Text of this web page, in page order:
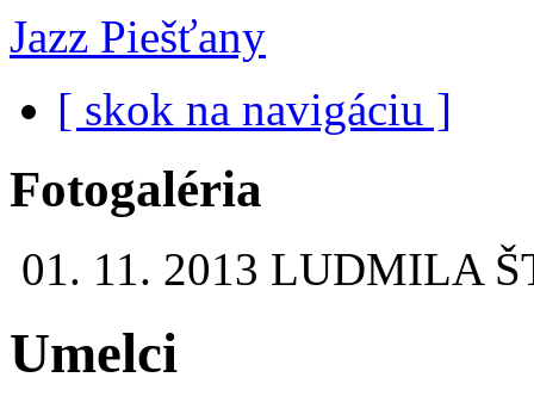
Jazz Piešťany
[ skok na navigáciu ]
Fotogaléria
01. 11. 2013 LUDMILA
Umelci